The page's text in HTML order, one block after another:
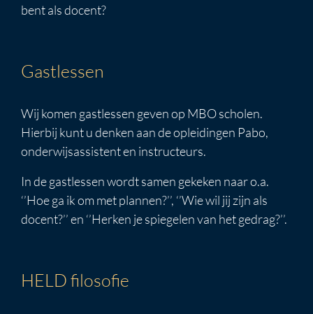
bent als docent?
Gastlessen
Wij komen gastlessen geven op MBO scholen.
Hierbij kunt u denken aan de opleidingen Pabo,
onderwijsassistent en instructeurs.
In de gastlessen wordt samen gekeken naar o.a.
‘’Hoe ga ik om met plannen?’’, ‘’Wie wil jij zijn als
docent?’’ en ‘’Herken je spiegelen van het gedrag?’’.
HELD filosofie